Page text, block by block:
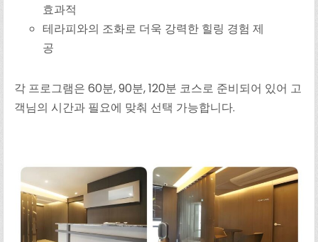
효과적
테라피와의 조화로 더욱 강력한 힐링 경험 제
공
각 프로그램은 60분, 90분, 120분 코스로 준비되어 있어 고
객님의 시간과 필요에 맞춰 선택 가능합니다.